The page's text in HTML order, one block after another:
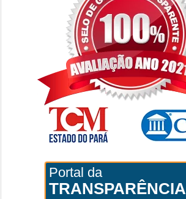
Portal da
TRANSPARÊNCIA